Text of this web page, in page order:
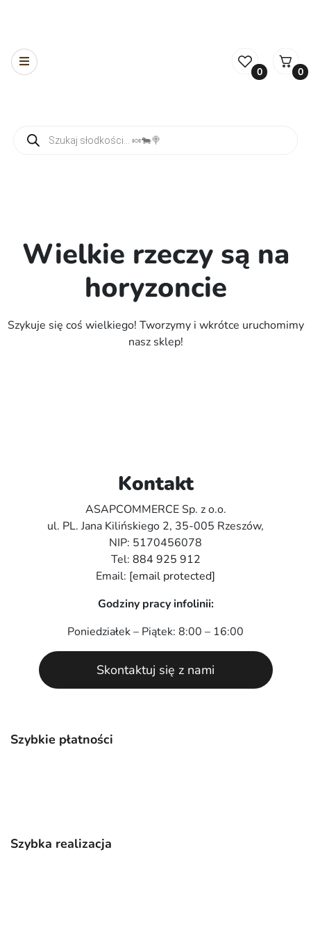
0 0
Wielkie rzeczy są na
horyzoncie
Szykuje się coś wielkiego! Tworzymy i wkrótce uruchomimy
nasz sklep!
Szybkie płatności
Szybka realizacja
Kontakt
ASAPCOMMERCE Sp. z o.o.
ul. PL. Jana Kilińskiego 2, 35-005 Rzeszów,
NIP: 5170456078
Tel: 884 925 912
Email: [email protected]
Godziny pracy infolinii:
Poniedziałek – Piątek: 8:00 – 16:00
Skontaktuj się z nami